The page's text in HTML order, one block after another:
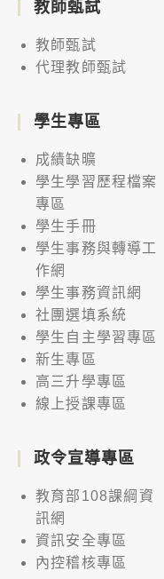
教師甄試
教師甄試
代理教師甄試
學生專區
成績缺曠
學生學習歷程檔案
專區
學生手冊
學生事務與轉導工
作網
學生事務資訊網
社團選填系統
學生自主學習專區
新生專區
高三升學專區
線上授課專區
政令宣導專區
教育部108課綱資
訊網
資訊安全專區
內控稽核專區